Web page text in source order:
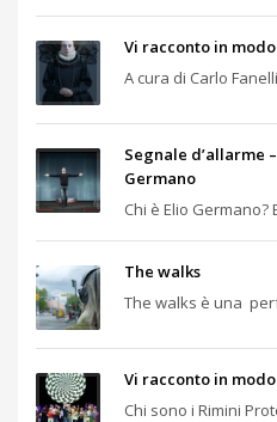
Vi racconto in
A cura di Carlo
Segnale d’allarme
Germano
Chi è Elio
The walks
The walks è una
Vi racconto in
Chi sono i Rimini